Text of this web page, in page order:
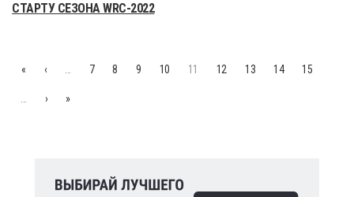
СТАРТУ СЕЗОНА WRC-2022
« ‹ 7 8 9 10 11 12 13 14 15
› »